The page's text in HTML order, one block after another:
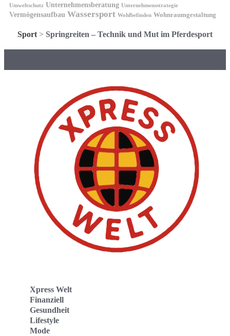
Umweltschutz Unternehmensberatung Unternehmensstrategie
Vermögensaufbau Wassersport Wohlbefinden Wohnraumgestaltung
Sport > Springreiten – Technik und Mut im Pferdesport
Xpress Welt
Finanziell
Gesundheit
Lifestyle
Mode